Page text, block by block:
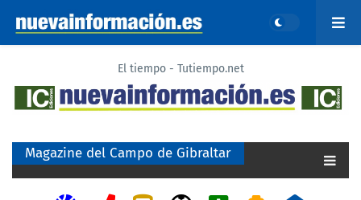
El tiempo - Tutiempo.net
Magazine del Campo de Gibraltar